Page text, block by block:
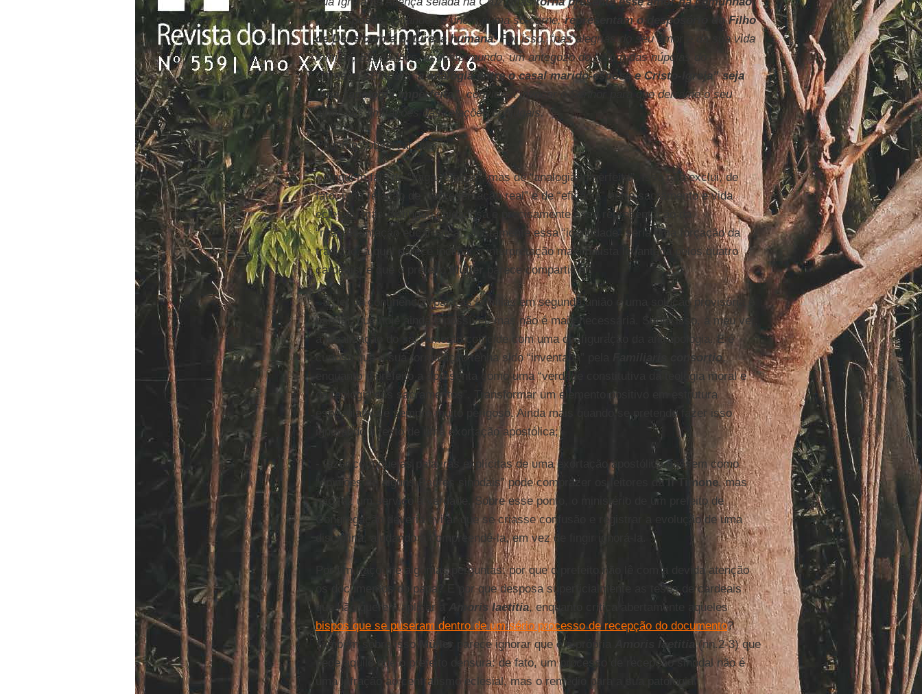
dos esposos . Quando se unem numa só carne,representam o desposório do Filho
de Deus com a natureza humana. Por isso, “nas alegrias do seu amor e da sua vida
familiar, Ele dá-lhes, já neste mundo, um antegozo do festim das núpcias do
Cordeiro”. Embora “a analogia entre o casal marido-esposa e Cristo-Igreja” seja
uma “analogia imperfeita”, convida a invocar o Senhor para que derrame o seu
amor nas limitações das relações conjugais.
Podemos observar que:
- ninguém fala de “vaga relação”, mas de “analogia imperfeita”. Isso não exclui, de
fato, uma relação de “representação real” e de “eficácia” entre sacramento e vida
eclesial, mas distingue cuidadosa e precisamente essa representação da
“reapresentação eucarística”. Justamente essa “identidade” seria uma forçação da
tradição, à qual parece inclinar a interpretação maximalista levantada pelos quatro
cardeais, e que o prefeitoMüller parece compartilhar;
- a “lei da continência” para as famílias em segunda união é uma solução provisória e
parcial, que hoje ainda é possível, mas não é mais necessária. Sobre isso, a meu ver,
a idealização do sacramento coincide com uma desfiguração da antropologia. E é
curioso que a sua formulação tenha sido “inventada” pela
Familiaris consortio,
enquanto o prefeito a apresenta como uma “verdade constitutiva da teologia moral e
da teologia dos sacramentos”. Transformar um elemento positivo em estrutura
especulativa é sempre muito perigoso. Ainda mais quando se pretende fazer isso
ignorando o texto de uma exortação apostólica;
- fazer com que as palavras explícitas de uma exortação apostólica passem como
“opiniões de alguns Padres sinodais” pode comprazer os leitores daIl Timone, mas
não faz um serviço à verdade. Sobre esse ponto, o ministério de um prefeito de
Congregação deveria evitar que se criasse confusão e registrar a evolução de uma
disciplina, ajudando a compreendê-la, em vez de fingir ignorá-la.
Por fim, faço-me algumas perguntas: por que o prefeito não lê com a devida atenção
os documentos do papa? E por que desposa superficialmente as teses de cardeais
que não querem aplicar a
Amoris laetitia, enquanto critica abertamente aqueles
bispos que se puseram dentro de um sério processo de recepção do documento?
Também sobre isso
Müller parece ignorar que é a própria Amoris laetitia(nn.2-3) que
pede aquilo que o prefeito censura: de fato, um processo de recepção sinodal não é
uma infração ao centralismo eclesial, mas o remédio para a sua patologia.